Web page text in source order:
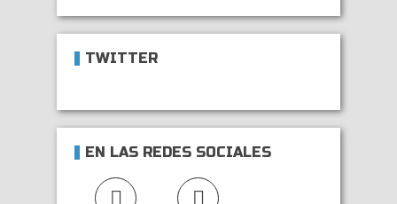
TWITTER
EN LAS REDES SOCIALES